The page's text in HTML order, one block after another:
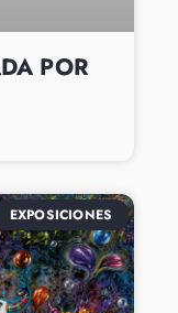
POR
EXPOSICIONES